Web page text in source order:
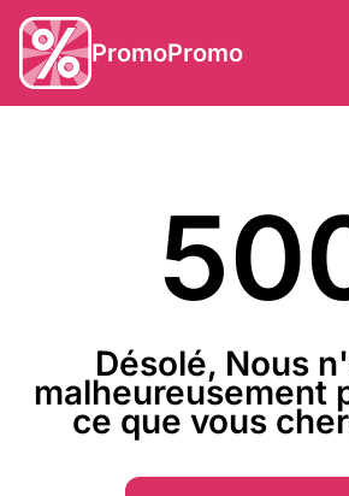
PromoPromo
Désolé, Nous
malheureusement
ce que vous